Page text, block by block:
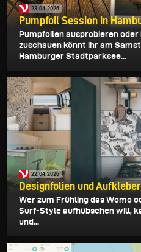
23.04.2026
Pumpfoil Session in
Pumpfoilen ausprobieren oder
zuschauen könnt ihr am
Hamburger Stadtparksee...
22.04.2026
Designfolien und
Wer zum Frühling das Womo
Surf-Style aufhübschen will,
und...